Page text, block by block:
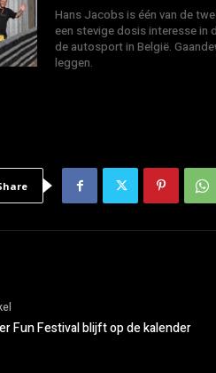
Hans Jacobs is één van de
een stevige dosis interesse in
de autosport in België.
leggen.
Fun Festival blijft op de kalender